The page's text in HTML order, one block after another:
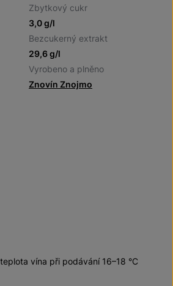
Zbytkový cukr
3,0 g/l
Bezcukerný extrakt
29,6 g/l
Vyrobeno a plněno
Znovín Znojmo
vína při podávání 16–18 °C